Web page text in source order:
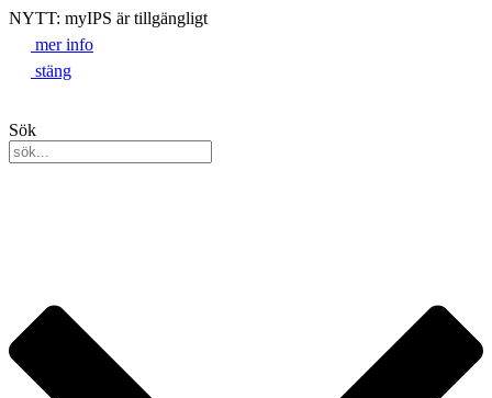
NYTT: myIPS är tillgängligt
mer info
stäng
Sök